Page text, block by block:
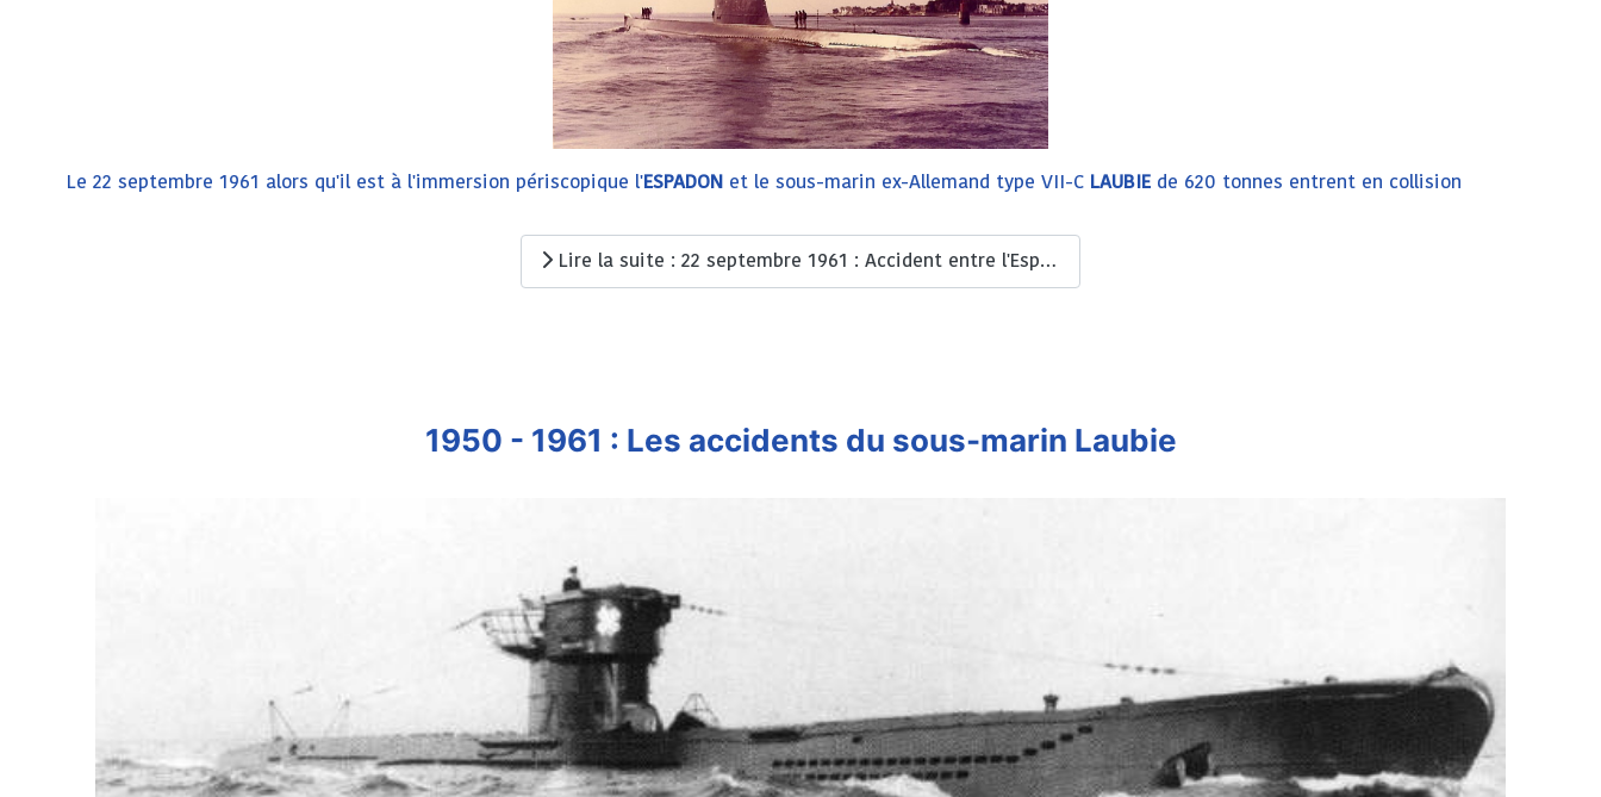
Le 22 septembre 1961 alors qu'il est à l'immersion périscopique l'ESPADON et le sous-marin ex-Allemand type VII-C LAUBIE de 620 tonnes entrent en collision
Lire la suite : 22 septembre 1961 : Accident entre l'Espadon et le Laubie
1950 - 1961 : Les accidents du sous-marin Laubie